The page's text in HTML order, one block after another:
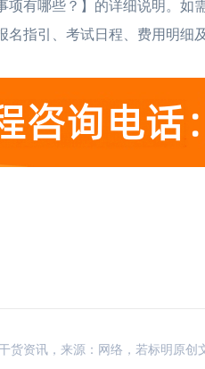
有哪些？】的详细说明。如
名指引、考试日程、费用明
货资讯，来源：网络，若标明原